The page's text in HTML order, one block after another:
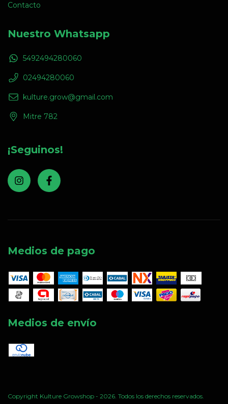
Contacto
Nuestro Whatsapp
5492494280060
02494280060
kulture.grow@gmail.com
Mitre 782
¡Seguinos!
Medios de pago
Medios de envío
Copyright Kulture Growshop - 2026. Todos los derechos reservados.